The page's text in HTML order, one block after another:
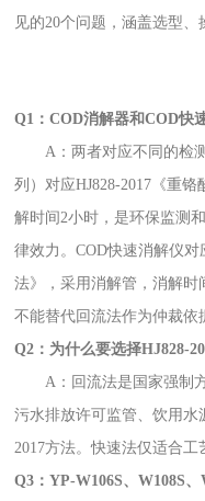
见的20个问题，涵盖选型
Q1：COD消解器和COD快
A：两者对应不同的检
列）对应HJ828-2017《重
解时间2小时，是环保监测
律效力。COD快速消解仪对
法》，采用消解管，消解时
不能替代回流法作为仲裁依
Q2：为什么要选择HJ828-
A：回流法是国家强制
污水排放许可监管、饮用水
2017方法。快速法仅适合工
Q3：YP-W106S、W108S